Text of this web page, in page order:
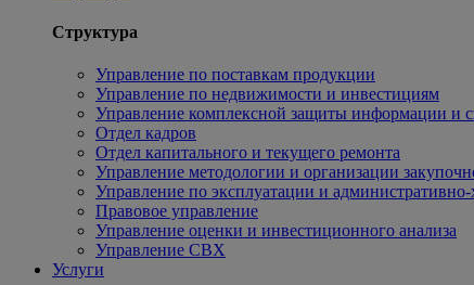
Структура
Управление по поставкам продукции
Управление по недвижимости и инвестициям
Управление комплексной защиты информации и
Отдел кадров
Отдел капитального и текущего ремонта
Управление методологии и организации
Управление по эксплуатации и административно-
Правовое управление
Управление оценки и инвестиционного анализа
Управление СВХ
Услуги